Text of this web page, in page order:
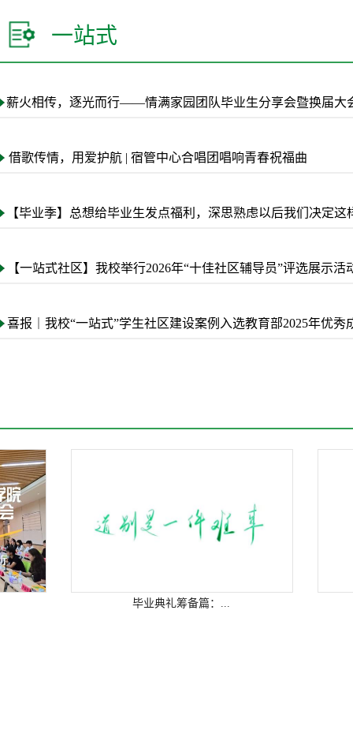
一站式
薪火相传，逐光而行——情满家园团队毕业生分享会暨换届大
借歌传情，用爱护航 | 宿管中心合唱团唱响青春祝福曲
【毕业季】总想给毕业生发点福利，深思熟虑以后我们决定
【一站式社区】我校举行2026年“十佳社区辅导员”评选展示活
喜报｜我校“一站式”学生社区建设案例入选教育部2025年优秀
毕业典礼筹备篇：...